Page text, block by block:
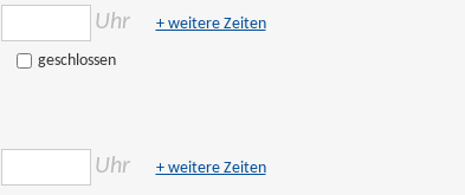
Uhr + weitere Zeiten
geschlossen
Uhr + weitere Zeiten